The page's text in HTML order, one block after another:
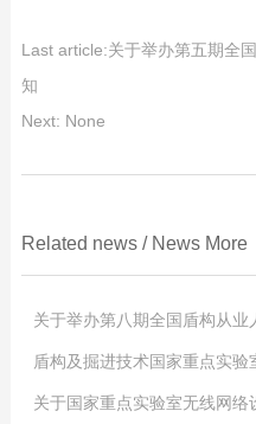
Last article:关于举办第五期全
知
Next: None
Related news / News More
关于举办第八期全国盾构从
Clicks: 0
2018 -03 -06
Clicks: 0